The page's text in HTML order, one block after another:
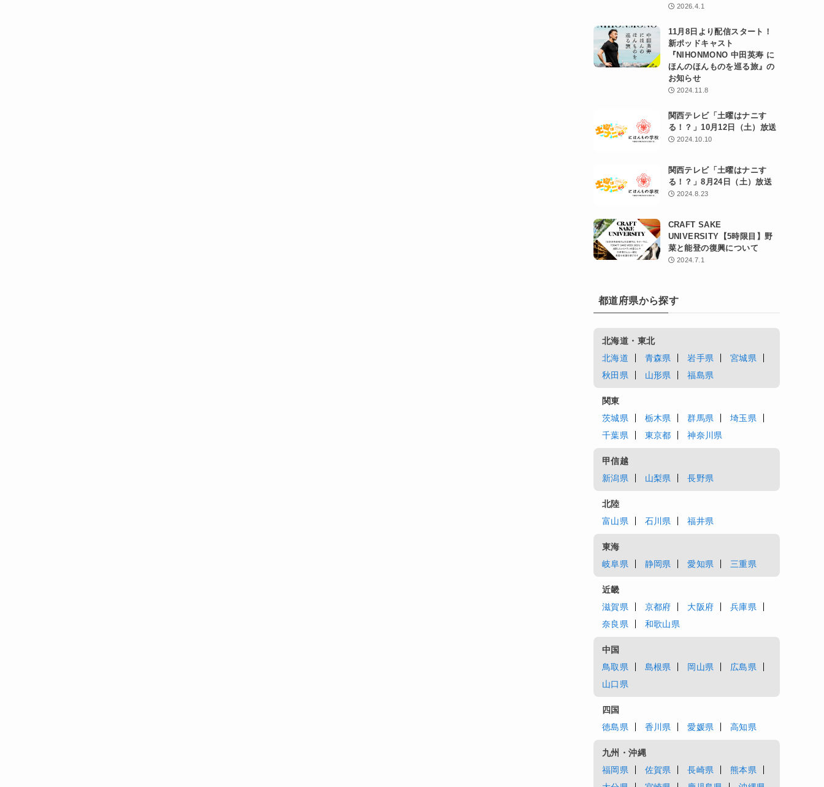
2026.4.1
11月8日より配信スタート！
新ポッドキャスト
『NIHONMONO 中田英寿 に
ほんのほんものを巡る旅』の
お知らせ
2024.11.8
関西テレビ「土曜はナニす
る！？」10月12日（土）放送
2024.10.10
関西テレビ「土曜はナニす
る！？」8月24日（土）放送
2024.8.23
CRAFT SAKE
UNIVERSITY【5時限目】野
菜と能登の復興について
2024.7.1
都道府県から探す
北海道・東北
北海道
青森県 岩手県
宮城県
秋田県
山形県 福島県
関東
茨城県
栃木県 群馬県
埼玉県
千葉県
東京都 神奈川県
甲信越
新潟県
山梨県 長野県
北陸
富山県
石川県 福井県
東海
岐阜県
静岡県 愛知県 三重県
近畿
滋賀県
京都府 大阪府
兵庫県
奈良県
和歌山県
中国
鳥取県
島根県 岡山県
広島県
山口県
四国
徳島県
香川県 愛媛県 高知県
九州・沖縄
福岡県
佐賀県 長崎県
熊本県